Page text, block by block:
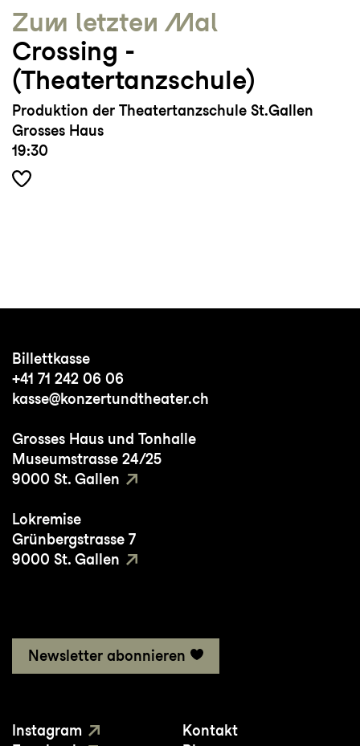
Zum letzten Mal
Crossing ­
(Theatertanzschule)
Produktion der Theatertanzschule St.Gallen
Grosses Haus
19:30
Billettkasse
+41 71 242 06 06
kasse@konzertundtheater.ch
Grosses Haus und Tonhalle
Museumstrasse 24/25
9000 St. Gallen
Lokremise
Grünbergstrasse 7
9000 St. Gallen
Newsletter abonnieren
Instagram
Kontakt